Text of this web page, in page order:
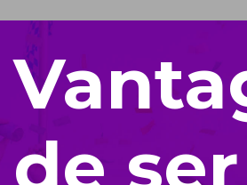
de ser